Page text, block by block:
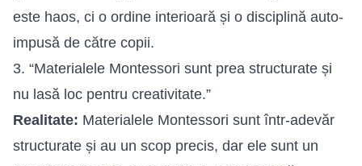
este haos, ci o ordine interioară și o disciplină auto-
impusă de către copii.
3. “Materialele Montessori sunt prea structurate și
nu lasă loc pentru creativitate.”
Realitate: Materialele Montessori sunt într-adevăr
structurate și au un scop precis, dar ele sunt un